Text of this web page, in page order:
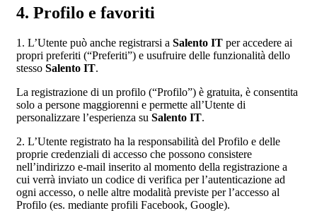
4. Profilo e favoriti
1. L’Utente può anche registrarsi a Salento IT per accedere ai
propri preferiti (“Preferiti”) e usufruire delle funzionalità dello
stesso Salento IT.
La registrazione di un profilo (“Profilo”) è gratuita, è consentita
solo a persone maggiorenni e permette all’Utente di
personalizzare l’esperienza su Salento IT.
2. L’Utente registrato ha la responsabilità del Profilo e delle
proprie credenziali di accesso che possono consistere
nell’indirizzo e-mail inserito al momento della registrazione a
cui verrà inviato un codice di verifica per l’autenticazione ad
ogni accesso, o nelle altre modalità previste per l’accesso al
Profilo (es. mediante profili Facebook, Google).